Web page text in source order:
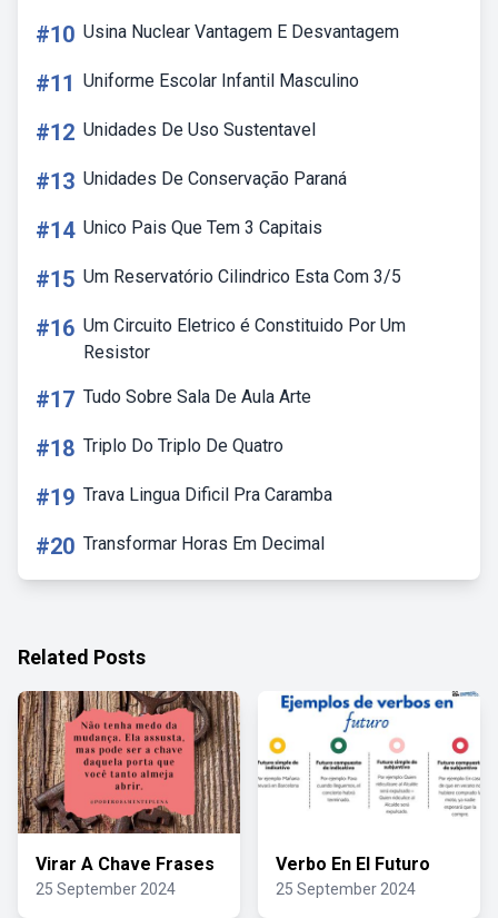
#10 Usina Nuclear Vantagem E Desvantagem
#11 Uniforme Escolar Infantil Masculino
#12 Unidades De Uso Sustentavel
#13 Unidades De Conservação Paraná
#14 Unico Pais Que Tem 3 Capitais
#15 Um Reservatório Cilindrico Esta Com 3/5
#16 Um Circuito Eletrico é Constituido Por Um
Resistor
#17 Tudo Sobre Sala De Aula Arte
#18 Triplo Do Triplo De Quatro
#19 Trava Lingua Dificil Pra Caramba
#20 Transformar Horas Em Decimal
Related Posts
Virar A Chave Frases
25 September 2024
Verbo En El Futuro
25 September 2024